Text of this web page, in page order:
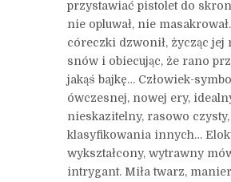
przystawiać pistolet do
nie opluwał, nie
córeczki dzwonił, życząc jej
snów i obiecując, że rano
jakąś bajkę… Człowiek-
ówczesnej, nowej ery,
nieskazitelny, rasowo
klasyfikowania innych…
wykształcony, wytrawny
intrygant. Miła twarz,